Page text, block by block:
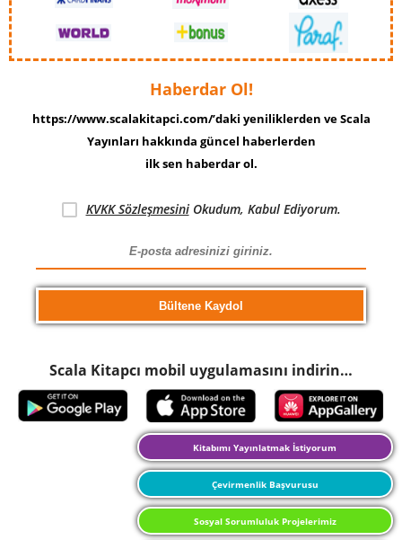
Haberdar Ol!
https://www.scalakitapci.com/’daki yeniliklerden ve Scala
Yayınları hakkında güncel haberlerden
ilk sen haberdar ol.
KVKK SözleşmesiniOkudum, Kabul Ediyorum.
Scala Kitapcı mobil uygulamasını indirin…
Kitabımı Yayınlatmak İstiyorum
Çevirmenlik Başvurusu
Sosyal Sorumluluk Projelerimiz